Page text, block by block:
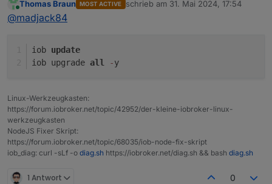
darum habe ich ja Nodejs aktualisiert :D
Installing iobroker.mqtt-client@1.8.0...
npm error A complete log of this run can be
upload [10] mqtt-client.admin /opt/
das hier bekomme ich wenn ich den MQTT adapter
aktualisieren möchte
Online
Thomas Braun MOST ACTIVE schrieb am 31. Mai 2024, 17:54
zuletzt editiert von
@madjack84
iob update
iob upgrade all -y
Linux-Werkzeugkasten:
https://forum.iobroker.net/topic/42952/der-kleine-iobroker-linux-
werkzeugkasten
NodeJS Fixer Skript:
https://forum.iobroker.net/topic/68035/iob-node-fix-skript
iob_diag: curl -sLf -o diag.sh https://iobroker.net/diag.sh && bash diag.sh
1 Antwort 0